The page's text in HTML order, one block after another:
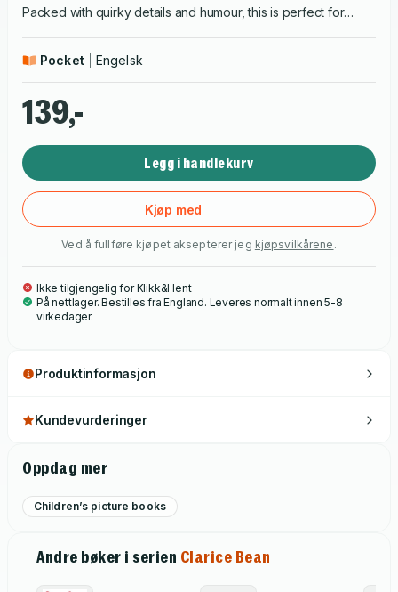
Packed with quirky details and humour, this is perfect for
younger picture books to independent reading.
Pocket Engelsk
139,-
Legg i handlekurv
Kjøp med
Ved å fullføre kjøpet aksepterer jeg kjøpsvilkårene .
Ikke tilgjengelig for Klikk&Hent
På nettlager. Bestilles fra England. Leveres normalt innen 5-8
virkedager.
Produktinformasjon
Kundevurderinger
Oppdag mer
Children’s picture books
Andre bøker i serien Clarice Bean